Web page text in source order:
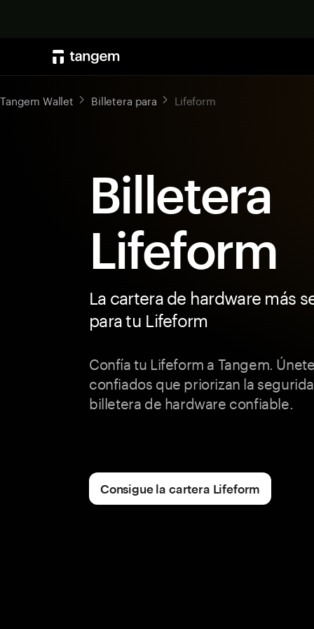
Tangem Wallet Billetera para Lifeform
Billetera
Lifeform
La cartera de hardware más
para tu Lifeform
Confía tu Lifeform a Tangem.
confiados que priorizan la
billetera de hardware confiable.
Consigue la cartera Lifeform